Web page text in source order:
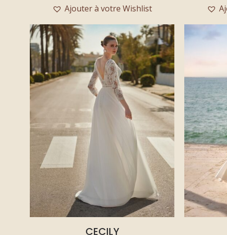
Ajouter à votre Wishlist
CECILY